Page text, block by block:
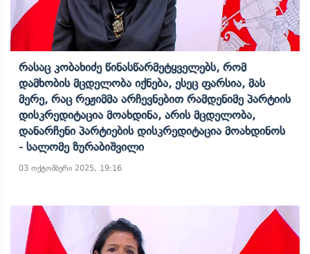
Რასაც Კობახიძე Წინასწარმეტყველებს, Რომ
Დამხობის Მცდელობა Იქნება, Ესეც Ფარსია, Მას
Მერე, Რაც Რეჟიმმა Არჩევნებით Რამდენიმე Პარტიის
Დისკრედიტაცია Მოახდინა, Არის Მცდელობა,
Დანარჩენი Პარტიების Დისკრედიტაცია Მოახდინოს
- Სალომე Ზურაბიშვილი
03 ოქტომბერი 2025, 19:16